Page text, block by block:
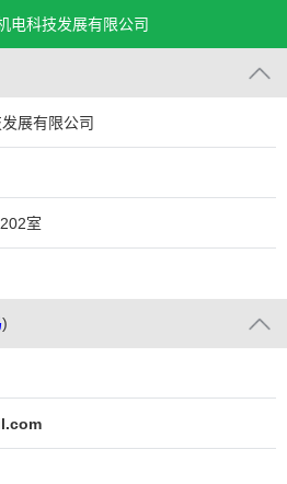
电科技发展有限公司
展有限公司
室
)